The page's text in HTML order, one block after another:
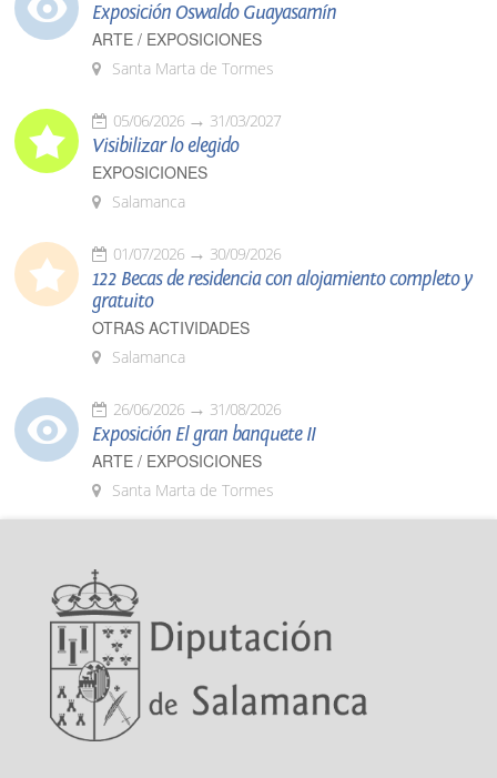
Exposición Oswaldo Guayasamín
ARTE / EXPOSICIONES
Santa Marta de Tormes
05/06/2026 31/03/2027
Visibilizar lo elegido
EXPOSICIONES
Salamanca
01/07/2026 30/09/2026
122 Becas de residencia con alojamiento completo y
gratuito
OTRAS ACTIVIDADES
Salamanca
26/06/2026 31/08/2026
Exposición El gran banquete II
ARTE / EXPOSICIONES
Santa Marta de Tormes